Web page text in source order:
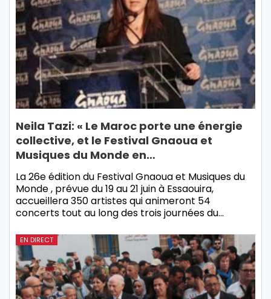
Neila Tazi: « Le Maroc porte une énergie
collective, et le Festival Gnaoua et
Musiques du Monde en…
La 26e édition du Festival Gnaoua et Musiques du
Monde , prévue du 19 au 21 juin à Essaouira,
accueillera 350 artistes qui animeront 54
concerts tout au long des trois journées du…
EN DIRECT